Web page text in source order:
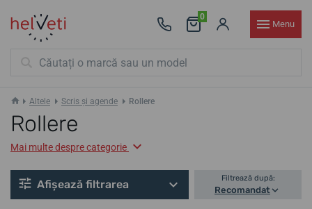
0
Menu
Altele Scris și agende Rollere
Rollere
Mai multe despre categorie
Afișează filtrarea Filtrează după:
Recomandat